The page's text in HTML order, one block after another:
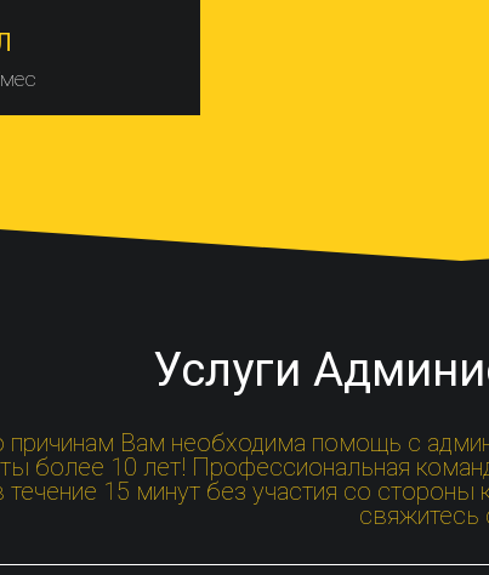
Услуги
причинам Вам необходима помощь с
более 10 лет! Профессиональная
15 минут без участия со
свяжитесь